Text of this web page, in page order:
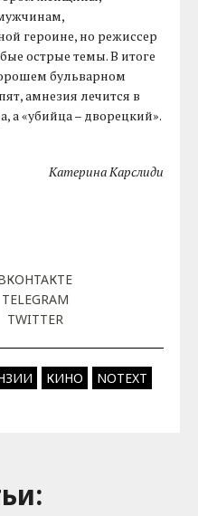
героине, но режиссер
острые темы. В итоге
бульварном
амнезия лечится в
а «убийца – дворецкий».
Катерина Карслиди
TELEGRAM
TWITTER
КИНО NOTEXT